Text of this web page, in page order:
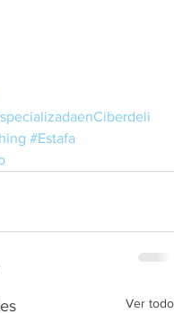
#Estafa
Ver todo